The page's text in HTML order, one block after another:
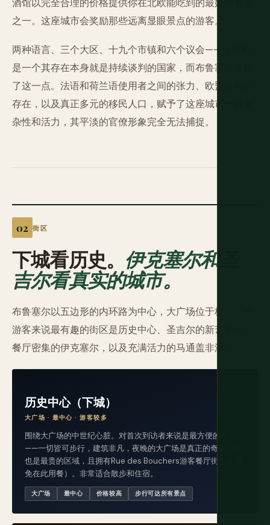
酒馆以完全合理的价格提供你在北欧能吃到的最好的餐食
之一。这座城市会奖励那些远离显眼景点的游客。
两种语言、三个大区、十九个市镇和六个议会——比利时
是一个其存在本身就是持续谈判的国家，而布鲁塞尔反映
了这一点。法语和荷兰语使用者之间的张力、欧盟机构的
存在，以及真正多元的移民人口，赋予了这座城市一种复
杂性和活力，其平淡的官僚形象完全无法捕捉。
街区
下城看历史。 伊克塞尔和圣
吉尔看真实的城市。
布鲁塞尔以五边形的内环路为中心，大广场位于核心。对
游客来说最有趣的街区是历史中心、圣吉尔的新艺术区、
餐厅密集的伊克塞尔，以及充满活力的马通盖非洲区。
历史中心（下城）
大广场 · 最中心 · 游客较多
围绕大广场的中世纪心脏。对首次到访者来说是最方便的基地
——一切皆可步行，建筑非凡，夜晚的大广场是真正的奇观。但
也是最贵的区域，且拥有Rue des Bouchers游客餐厅街（应避
免在此用餐）。非常适合散步和住宿。
大广场 最中心 价格较高 步行可达所有景点